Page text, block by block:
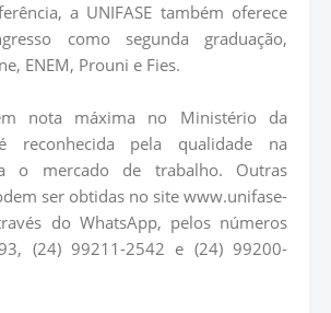
a UNIFASE também oferece
como segunda graduação,
ENEM, Prouni e Fies.
nota máxima no Ministério da
reconhecida pela qualidade na
o mercado de trabalho. Outras
ser obtidas no site www.unifase-
do WhatsApp, pelos números
(24) 99211-2542 e (24) 99200-